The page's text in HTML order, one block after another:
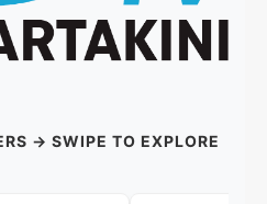
→ SWIPE TO EXPLORE